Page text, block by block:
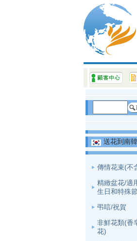
送花到南韓
傳情花束(不
精緻盆花/適
生日和特殊
弔唁/祝賀
非鮮花類(香
花)